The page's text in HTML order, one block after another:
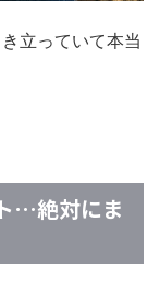
立っていて本当
…絶対にま